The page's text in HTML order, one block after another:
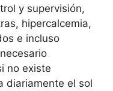
y supervisión,
hipercalcemia,
e incluso
no existe
diariamente el sol